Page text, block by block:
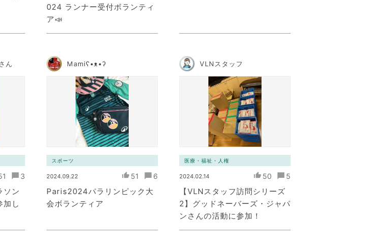
024 ランナー受付ボランティ
ア📣
ん
3
ソン
加し
Mamiʕ•ᴥ•ʔ
スポーツ
2024.09.22 51 6
Paris2024パラリンピック大
会ボランティア
VLNスタッフ
医療・福祉・人権
2024.02.14 50 5
【VLNスタッフ訪問シリーズ
2】グッドネーバーズ・ジャパ
ンさんの活動に参加！